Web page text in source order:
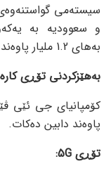
سیستەمی
و سعوودیە بە
بەهای 1.2 ملیار پاوەند دەبێت.
بەهێزکردنی تۆڕی
پاوەند دابین دەکات.
تۆڕی 5G: